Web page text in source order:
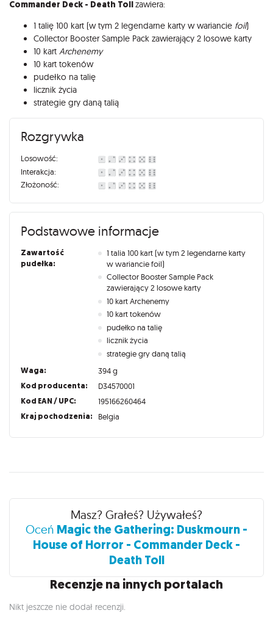
Commander Deck - Death Tollzawiera:
1 talię 100 kart (w tym 2 legendarne karty w wariancie foil)
Collector Booster Sample Pack zawierający 2 losowe karty
10 kart Archenemy
10 kart tokenów
pudełko na talię
licznik życia
strategie gry daną talią
Rozgrywka
Losowość:
Interakcja:
Złożoność:
Podstawowe informacje
Zawartość
pudełka:
1 talia 100 kart (w tym 2 legendarne karty
w wariancie foil)
Collector Booster Sample Pack
zawierający 2 losowe karty
10 kart Archenemy
10 kart tokenów
pudełko na talię
licznik życia
strategie gry daną talią
Waga: 394 g
Kod producenta: D34570001
Kod EAN / UPC: 195166260464
Kraj pochodzenia: Belgia
Recenzje
Masz? Grałeś? Używałeś?
Oceń Magic the Gathering: Duskmourn -
House of Horror - Commander Deck -
Death Toll
Recenzje na innych portalach
Nikt jeszcze nie dodał recenzji.